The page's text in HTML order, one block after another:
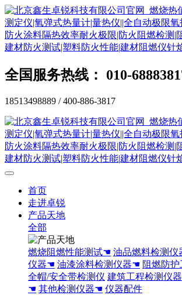
全国服务热线： 010-
18513498889 / 400-886-3817
首页
走进卓锐
产品天地
全部
燃烧阻燃性能测试☚ 油品燃料检测
仪器☚ 油漆涂料检测仪器☚ 阻燃防
全帽/安全带检测仪 建筑工程检测仪
☚ 其他检测仪器☚ 仪器配件